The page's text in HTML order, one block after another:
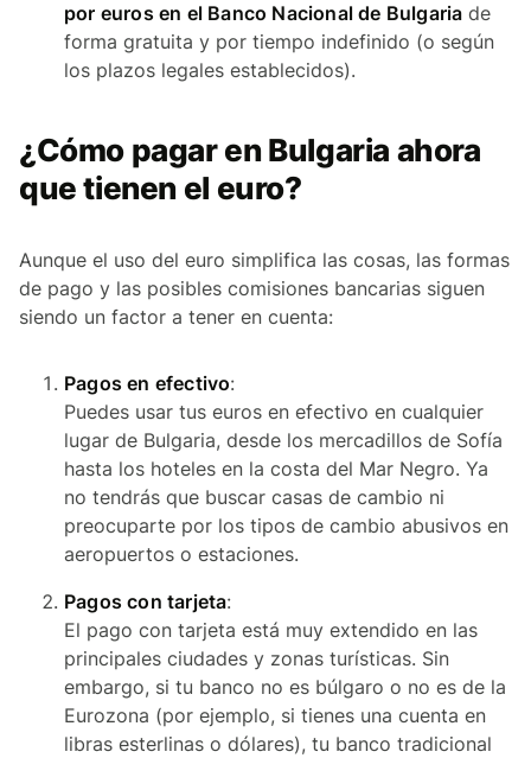
por euros en el Banco Nacional de Bulgaria de
forma gratuita y por tiempo indefinido (o según
los plazos legales establecidos).
¿Cómo pagar en Bulgaria ahora
que tienen el euro?
Aunque el uso del euro simplifica las cosas, las formas
de pago y las posibles comisiones bancarias siguen
siendo un factor a tener en cuenta:
Pagos en efectivo:
Puedes usar tus euros en efectivo en cualquier
lugar de Bulgaria, desde los mercadillos de Sofía
hasta los hoteles en la costa del Mar Negro. Ya
no tendrás que buscar casas de cambio ni
preocuparte por los tipos de cambio abusivos en
aeropuertos o estaciones.
Pagos con tarjeta:
El pago con tarjeta está muy extendido en las
principales ciudades y zonas turísticas. Sin
embargo, si tu banco no es búlgaro o no es de la
Eurozona (por ejemplo, si tienes una cuenta en
libras esterlinas o dólares), tu banco tradicional